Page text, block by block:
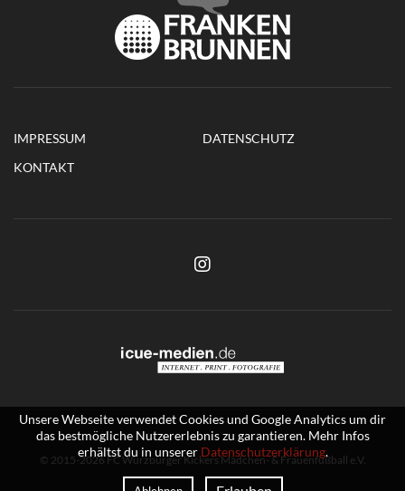
IMPRESSUM
DATENSCHUTZ
KONTAKT
© 2015-2026 FC Würzburger Kickers Mädchen- & Frauenfußball e.V.
Unsere Webseite verwendet Cookies und Google Analytics um dir
das bestmögliche Nutzererlebnis zu garantieren. Mehr Infos
erhältst du in unserer Datenschutzerklärung.